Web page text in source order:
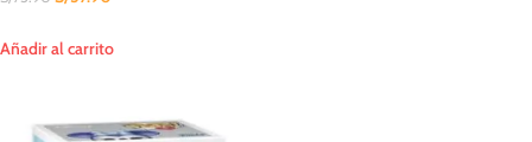
Añadir al carrito